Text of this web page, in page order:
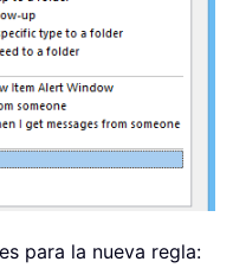
para la nueva regla: